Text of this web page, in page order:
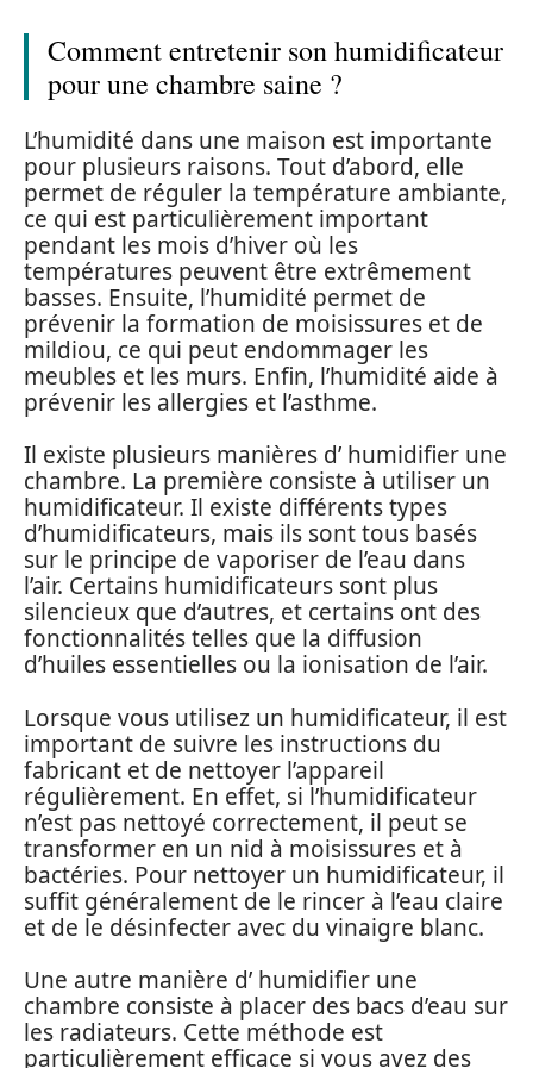
Comment entretenir son humidificateur
pour une chambre saine ?
L’humidité dans une maison est importante
pour plusieurs raisons. Tout d’abord, elle
permet de réguler la température ambiante,
ce qui est particulièrement important
pendant les mois d’hiver où les
températures peuvent être extrêmement
basses. Ensuite, l’humidité permet de
prévenir la formation de moisissures et de
mildiou, ce qui peut endommager les
meubles et les murs. Enfin, l’humidité aide à
prévenir les allergies et l’asthme.
Il existe plusieurs manières d’ humidifier une
chambre. La première consiste à utiliser un
humidificateur. Il existe différents types
d’humidificateurs, mais ils sont tous basés
sur le principe de vaporiser de l’eau dans
l’air. Certains humidificateurs sont plus
silencieux que d’autres, et certains ont des
fonctionnalités telles que la diffusion
d’huiles essentielles ou la ionisation de l’air.
Lorsque vous utilisez un humidificateur, il est
important de suivre les instructions du
fabricant et de nettoyer l’appareil
régulièrement. En effet, si l’humidificateur
n’est pas nettoyé correctement, il peut se
transformer en un nid à moisissures et à
bactéries. Pour nettoyer un humidificateur, il
suffit généralement de le rincer à l’eau claire
et de le désinfecter avec du vinaigre blanc.
Une autre manière d’ humidifier une
chambre consiste à placer des bacs d’eau sur
les radiateurs. Cette méthode est
particulièrement efficace si vous avez des